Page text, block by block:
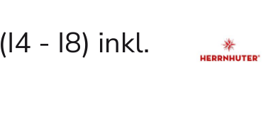
- I8) inkl.